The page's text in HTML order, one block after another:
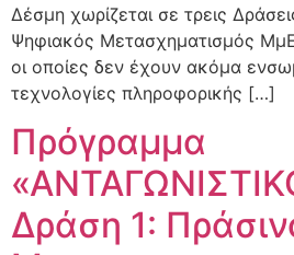
Δέσμη χωρίζεται σε τρεις
Ψηφιακός Μετασχηματισμός
οι οποίες δεν έχουν ακόμα
τεχνολογίες πληροφορικής […]
Πρόγραμμα
Δράση 1: